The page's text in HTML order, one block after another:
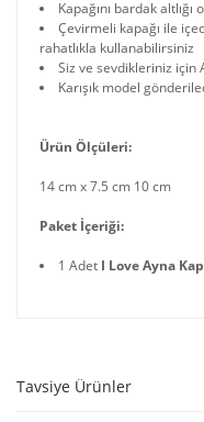
Kapağını bardak
Çevirmeli kapağı ile
rahatlıkla kullanabilirsiniz
Siz ve sevdikleriniz için
Karışık model
Ürün Ölçüleri:
14 cm x 7.5 cm 10 cm
Paket İçeriği:
1 Adet I Love Ayna
Tavsiye Ürünler